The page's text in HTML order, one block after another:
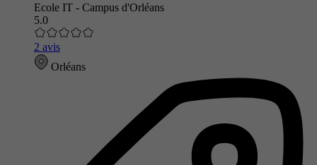
Ecole IT - Campus d'Orléans
5.0
2 avis
Orléans